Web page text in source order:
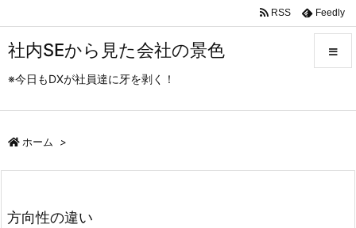
社内SEから見た会社の景色
※今日もDXが社員達に牙を剥く！
RSS Feedly
ホーム >
方向性の違い